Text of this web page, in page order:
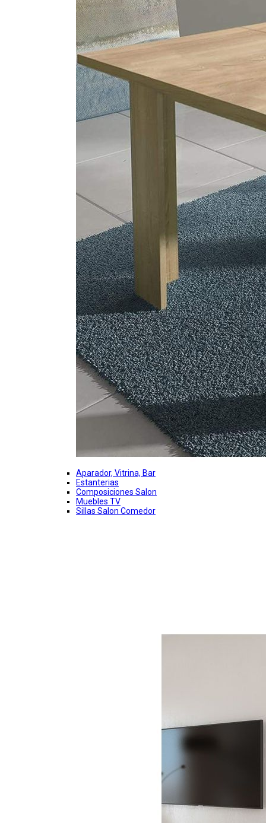
Aparador, Vitrina, Bar
Estanterias
Composiciones Salon
Muebles TV
Sillas Salon Comedor